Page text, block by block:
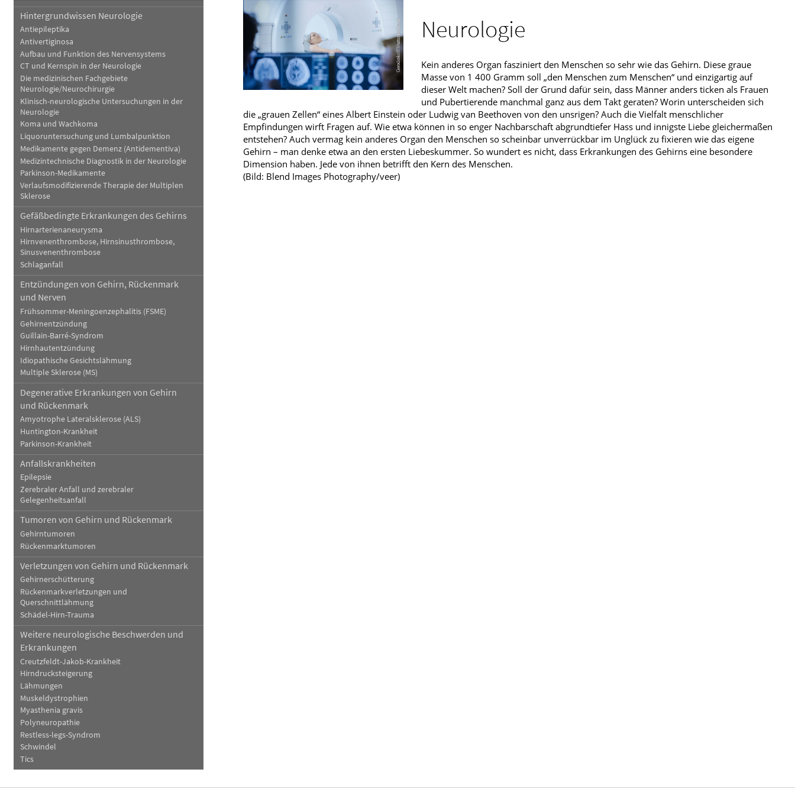
Blut, Krebs und Infektionen
Haut, Haare und Nägel
Psychische Erkrankungen
Schmerz- und Schlafmedizin
Frauenkrankheiten
Männerkrankheiten
Hintergrundwissen Neurologie
Antiepileptika
Antivertiginosa
Aufbau und Funktion des Nervensystems
CT und Kernspin in der Neurologie
Die medizinischen Fachgebiete
Neurologie/Neurochirurgie
Klinisch-neurologische Untersuchungen in der
Neurologie
Koma und Wachkoma
Liquoruntersuchung und Lumbalpunktion
Medikamente gegen Demenz (Antidementiva)
Medizintechnische Diagnostik in der Neurologie
Parkinson-Medikamente
Verlaufsmodifizierende Therapie der Multiplen
Sklerose
Gefäßbedingte Erkrankungen des Gehirns
Hirnarterienaneurysma
Hirnvenenthrombose, Hirnsinusthrombose,
Sinusvenenthrombose
Schlaganfall
Entzündungen von Gehirn, Rückenmark
und Nerven
Frühsommer-Meningoenzephalitis (FSME)
Gehirnentzündung
Guillain-Barré-Syndrom
Hirnhautentzündung
Idiopathische Gesichtslähmung
Multiple Sklerose (MS)
Degenerative Erkrankungen von Gehirn
und Rückenmark
Amyotrophe Lateralsklerose (ALS)
Huntington-Krankheit
Parkinson-Krankheit
Anfallskrankheiten
Epilepsie
Zerebraler Anfall und zerebraler
Gelegenheitsanfall
Tumoren von Gehirn und Rückenmark
Gehirntumoren
Rückenmarktumoren
Verletzungen von Gehirn und Rückenmark
Gehirnerschütterung
Rückenmarkverletzungen und
Querschnittlähmung
Schädel-Hirn-Trauma
Weitere neurologische Beschwerden und
Erkrankungen
Creutzfeldt-Jakob-Krankheit
Hirndrucksteigerung
Lähmungen
Muskeldystrophien
Myasthenia gravis
Polyneuropathie
Restless-legs-Syndrom
Schwindel
Tics
Neurologie
Kein anderes Organ fasziniert den Menschen so sehr wie das Gehirn. Diese graue
Masse von 1 400 Gramm soll „den Menschen zum Menschen“ und einzigartig auf
dieser Welt machen? Soll der Grund dafür sein, dass Männer anders ticken als Frauen
und Pubertierende manchmal ganz aus dem Takt geraten? Worin unterscheiden sich
die „grauen Zellen“ eines Albert Einstein oder Ludwig van Beethoven von den unsrigen? Auch die Vielfalt menschlicher
Empfindungen wirft Fragen auf. Wie etwa können in so enger Nachbarschaft abgrundtiefer Hass und innigste Liebe gleichermaßen
entstehen? Auch vermag kein anderes Organ den Menschen so scheinbar unverrückbar im Unglück zu fixieren wie das eigene
Gehirn – man denke etwa an den ersten Liebeskummer. So wundert es nicht, dass Erkrankungen des Gehirns eine besondere
Dimension haben. Jede von ihnen betrifft den Kern des Menschen.
(Bild: Blend Images Photography/veer)